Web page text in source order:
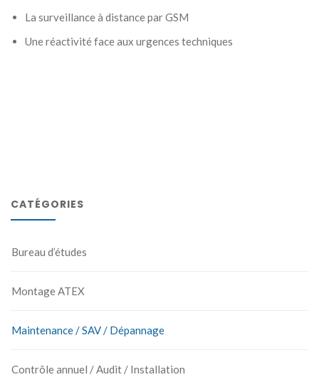
La surveillance à distance par GSM
Une réactivité face aux urgences techniques
CATÉGORIES
Bureau d’études
Montage ATEX
Maintenance / SAV / Dépannage
Contrôle annuel / Audit / Installation